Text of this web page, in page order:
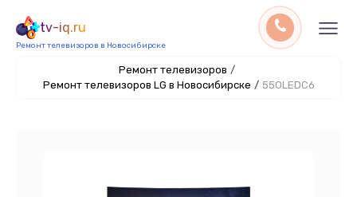
tv-iq.ru
Ремонт телевизоров в Новосибирске
Ремонт телевизоров /
Ремонт телевизоров LG в Новосибирске / 55OLEDC6